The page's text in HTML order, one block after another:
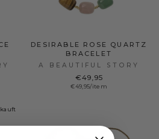
DESIRABLE ROSE QUARTZ
BRACELET
A BEAUTIFUL STORY
€49,95
€49,95/item